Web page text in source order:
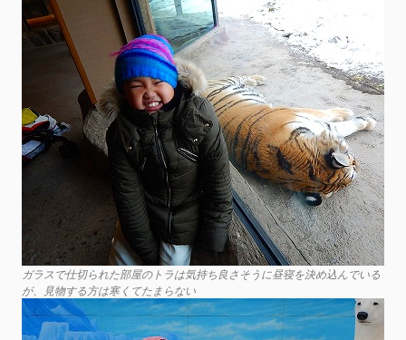
ガラスで仕切られた部屋のトラは気持ち良さそうに昼寝を決め込んでいる
が、見物する方は寒くてたまらない